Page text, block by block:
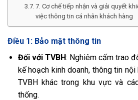
7. Cơ chế tiếp nhận và giải quyết
việc thông tin cá nhân khách hàng
Điều 1: Bảo mật thông tin
Đối với TVBH: Nghiêm cấm trao
kế hoạch kinh doanh, thông tin
TVBH khác trong khu vực và
thống.